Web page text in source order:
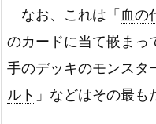
なお、これは「 血の
のカードに当て嵌まっ
手のデッキのモンスタ
ルト 」などはその最も